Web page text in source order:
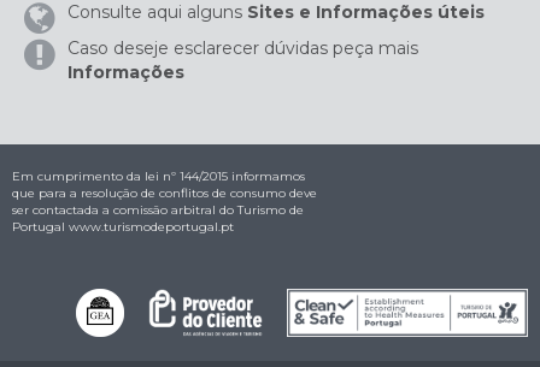
Consulte aqui alguns Sites e Informações úteis
Caso deseje esclarecer dúvidas peça mais
Informações
Em cumprimento da lei nº 144/2015 informamos
que para a resolução de conflitos de consumo deve
ser contactada a comissão arbitral do Turismo de
Portugal www.turismodeportugal.pt